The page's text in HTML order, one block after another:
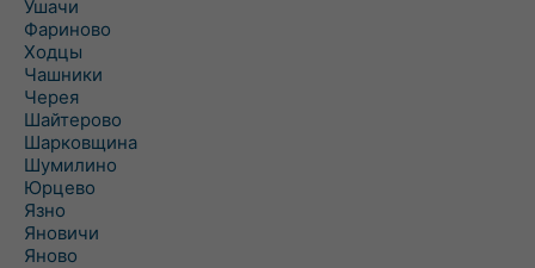
Ушачи
Фариново
Ходцы
Чашники
Черея
Шайтерово
Шарковщина
Шумилино
Юрцево
Язно
Яновичи
Яново